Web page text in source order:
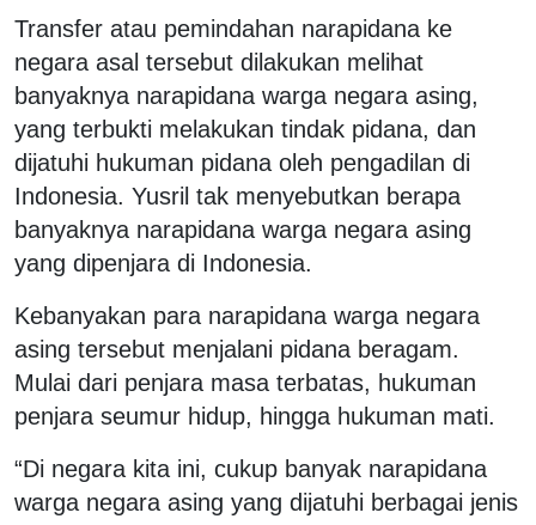
Transfer atau pemindahan narapidana ke
negara asal tersebut dilakukan melihat
banyaknya narapidana warga negara asing,
yang terbukti melakukan tindak pidana, dan
dijatuhi hukuman pidana oleh pengadilan di
Indonesia. Yusril tak menyebutkan berapa
banyaknya narapidana warga negara asing
yang dipenjara di Indonesia.
Kebanyakan para narapidana warga negara
asing tersebut menjalani pidana beragam.
Mulai dari penjara masa terbatas, hukuman
penjara seumur hidup, hingga hukuman mati.
“Di negara kita ini, cukup banyak narapidana
warga negara asing yang dijatuhi berbagai jenis